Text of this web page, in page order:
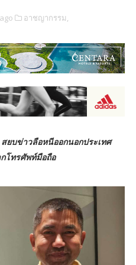
อาชญากรรม,
ยบข่าวลือหนีออกนอกประเทศ
โทรศัพท์มือถือ